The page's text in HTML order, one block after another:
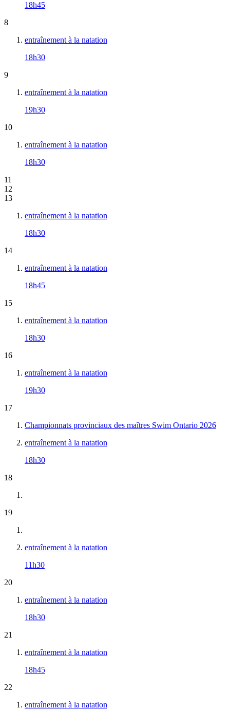
18h45
8
entraînement à la natation
18h30
9
entraînement à la natation
19h30
10
entraînement à la natation
18h30
11
12
13
entraînement à la natation
18h30
14
entraînement à la natation
18h45
15
entraînement à la natation
18h30
16
entraînement à la natation
19h30
17
Championnats provinciaux des maîtres Swim Ontario 2026
entraînement à la natation
18h30
18
19
entraînement à la natation
11h30
20
entraînement à la natation
18h30
21
entraînement à la natation
18h45
22
entraînement à la natation